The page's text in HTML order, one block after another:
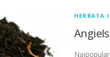
HERBATA